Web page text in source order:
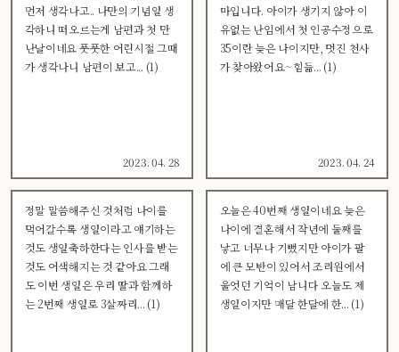
먼저 생각나고.. 나만의 기념일 생
각하니 떠오르는게 남편과 첫 만
난날이네요 풋풋한 어린시절 그때
가 생각나니 남편이 보고... (1)
2023. 04. 28
마입니다. 아이가 생기지 않아 이
유없는 난임에서 첫 인공수정으로
35이란 늦은 나이지만, 멋진 천사
가 찾아왔어요~ 힘듦... (1)
2023. 04. 24
정말 말씀해주신 것처럼 나이를
먹어갈수록 생일이라고 얘기하는
것도 생일축하한다는 인사를 받는
것도 어색해지는 것 같아요 그래
도 이번 생일은 우리 딸과 함께하
는 2번째 생일로 3살짜리... (1)
오늘은 40번째 생일이네요 늦은
나이에 결혼해서 작년에 둘째를
낳고 너무나 기뻤지만 아이가 팔
에 큰 모반이 있어서 조리원에서
울엇던 기억이 남니다 오늘도 제
생일이지만 매달 한달에 한... (1)